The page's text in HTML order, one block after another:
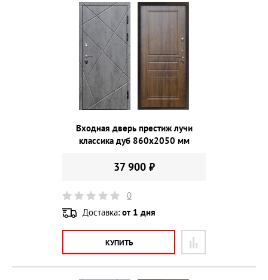
Входная дверь престиж лучи
классика дуб 860х2050 мм
37 900 ₽
0
Доставка: от 1 дня
КУПИТЬ